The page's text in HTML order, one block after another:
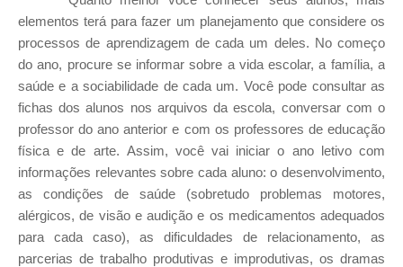
elementos terá para fazer um planejamento que considere os
processos de aprendizagem de cada um deles. No começo
do ano, procure se informar sobre a vida escolar, a família, a
saúde e a sociabilidade de cada um. Você pode consultar as
fichas dos alunos nos arquivos da escola, conversar com o
professor do ano anterior e com os professores de educação
física e de arte. Assim, você vai iniciar o ano letivo com
informações relevantes sobre cada aluno: o desenvolvimento,
as condições de saúde (sobretudo problemas motores,
alérgicos, de visão e audição e os medicamentos adequados
para cada caso), as dificuldades de relacionamento, as
parcerias de trabalho produtivas e improdutivas, os dramas